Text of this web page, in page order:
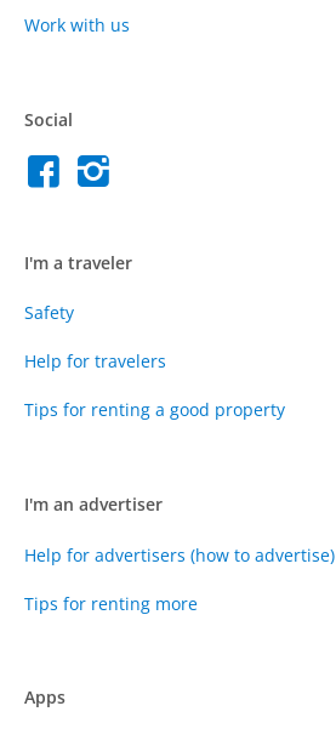
Work with us
Social
I'm a traveler
Safety
Help for travelers
Tips for renting a good property
I'm an advertiser
Help for advertisers (how to advertise)
Tips for renting more
Apps